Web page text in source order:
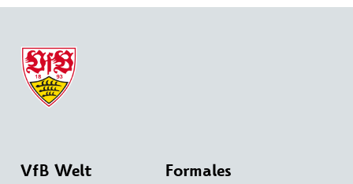
VfB Welt Formales